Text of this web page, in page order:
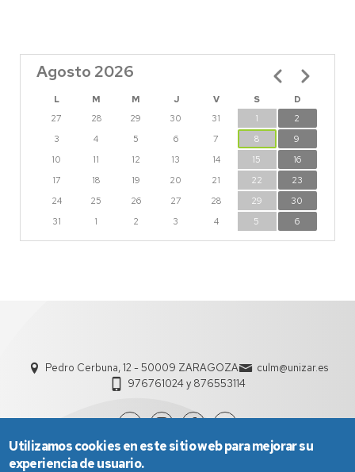
Agosto 2026
L M M J V S
D
27
28 29 30 31 1
2
3
4 5 6 7 8
9
10
11 12 13 14 15
16
17
18 19 20 21 22
23
24
25 26 27 28 29
30
31
1 2 3 4 5 6
Paginación
Pedro Cerbuna, 12 - 50009 ZARAGOZA
culm@unizar.es
976761024 y 876553114
Utilizamos cookies en este sitio web para mejorar su
experiencia de usuario.